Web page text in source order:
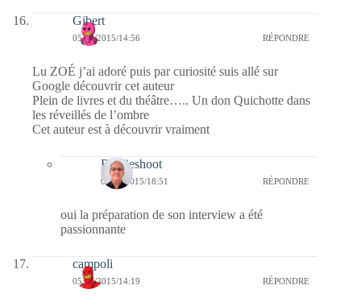
Gibert
05/06/2015/14:56 RÉPONDRE
Lu ZOÉ j’ai adoré puis par curiosité suis allé sur
Google découvrir cet auteur
Plein de livres et du théâtre….. Un don Quichotte dans
les réveillés de l’ombre
Cet auteur est à découvrir vraiment
Bernieshoot
06/06/2015/18:51 RÉPONDRE
oui la préparation de son interview a été
passionnante
campoli
05/06/2015/14:19 RÉPONDRE